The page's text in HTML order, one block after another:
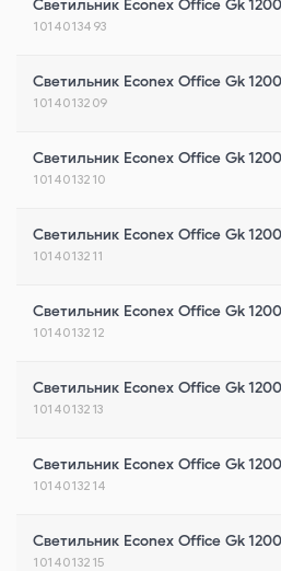
Светильник Econex Office Gk
1014013493
Светильник Econex Office Gk
1014013209
Светильник Econex Office Gk
1014013210
Светильник Econex Office Gk
1014013211
Светильник Econex Office Gk
1014013212
Светильник Econex Office Gk
1014013213
Светильник Econex Office Gk
1014013214
Светильник Econex Office Gk
1014013215